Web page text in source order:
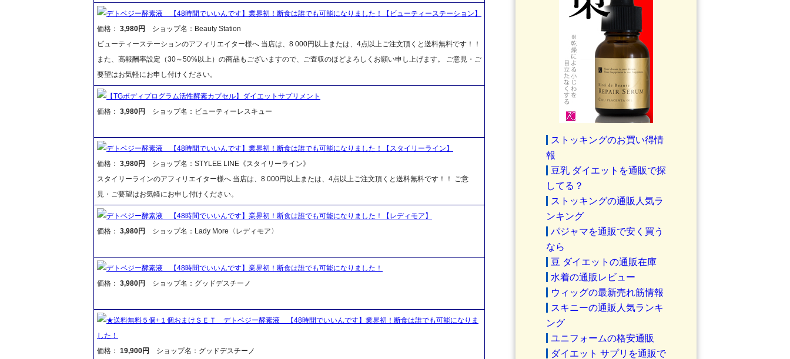
デトベジー酵素液 【48時間でいいんです】業界初！断食は誰でも可能になりました！【ビューティーステーション】
価格： 3,980円
ショップ名：Beauty Station
ビューティーステーションのアフィリエイター様へ 当店は、8 000円以上または、4点以上ご注文頂くと送料無料です！！
また、高報酬率設定（30～50%以上）の商品もございますので、ご査収のほどよろしくお願い申し上げます。 ご意見・ご
要望はお気軽にお申し付けください。
【TGボディプログラム活性酵素カプセル】ダイエットサプリメント
価格： 3,980円 ショップ名：ビューティーレスキュー
デトベジー酵素液 【48時間でいいんです】業界初！断食は誰でも可能になりました！【スタイリーライン】
価格： 3,980円
ショップ名：STYLEE LINE《スタイリーライン》
スタイリーラインのアフィリエイター様へ 当店は、8 000円以上または、4点以上ご注文頂くと送料無料です！！ ご意
見・ご要望はお気軽にお申し付けください。
デトベジー酵素液 【48時間でいいんです】業界初！断食は誰でも可能になりました！【レディモア】
価格： 3,980円 ショップ名：Lady More〈レディモア〉
デトベジー酵素液 【48時間でいいんです】業界初！断食は誰でも可能になりました！
価格： 3,980円 ショップ名：グッドデスチーノ
★送料無料５個+１個おまけＳＥＴ デトベジー酵素液 【48時間でいいんです】業界初！断食は誰でも可能になりま
した！
価格： 19,900円 ショップ名：グッドデスチーノ
ストッキングのお買い得情
報
豆乳 ダイエットを通販で探
してる？
ストッキングの通販人気ラ
ンキング
パジャマを通販で安く買う
なら
豆 ダイエットの通販在庫
水着の通販レビュー
ウィッグの最新売れ筋情報
スキニーの通販人気ランキ
ング
ユニフォームの格安通販
ダイエット サプリを通販で